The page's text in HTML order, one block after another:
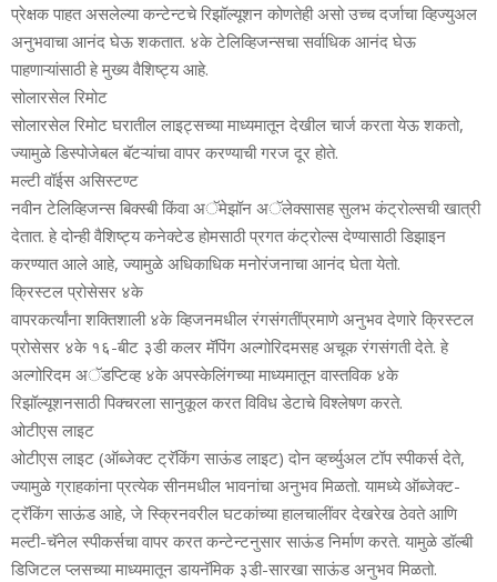
प्रेक्षक पाहत असलेल्‍या कन्‍टेन्‍टचे रिझॉल्‍यूशन कोणतेही असो उच्‍च दर्जाचा व्हिज्‍युअल
अनुभवाचा आनंद घेऊ शकतात. ४के टेलिव्हिजन्‍सचा सर्वाधिक आनंद घेऊ
पाहणाऱ्यांसाठी हे मुख्‍य वैशिष्‍ट्य आहे.
सोलारसेल रिमोट
सोलारसेल रिमोट घरातील लाइट्सच्‍या माध्‍यमातून देखील चार्ज करता येऊ शकतो,
ज्‍यामुळे डिस्‍पोजेबल बॅटऱ्यांचा वापर करण्‍याची गरज दूर होते.
मल्‍टी वॉईस असिस्‍टण्‍ट
नवीन टेलिव्हिजन्‍स बिक्‍स्‍बी किंवा अॅमेझॉन अॅलेक्‍सासह सुलभ कंट्रोल्‍सची खात्री
देतात. हे दोन्‍ही वैशिष्‍ट्य कनेक्‍टेड होमसाठी प्रगत कंट्रोल्‍स देण्‍यासाठी डिझाइन
करण्‍यात आले आहे, ज्‍यामुळे अधिकाधिक मनोरंजनाचा आनंद घेता येतो.
क्रिस्‍टल प्रोसेसर ४के
वापरकर्त्‍यांना शक्तिशाली ४के व्हिजनमधील रंगसंगतींप्रमाणे अनुभव देणारे क्रिस्‍टल
प्रोसेसर ४के १६-बीट ३डी कलर मॅपिंग अल्‍गोरिदमसह अचूक रंगसंगती देते. हे
अल्‍गोरिदम अॅडप्टिव्‍ह ४के अपस्‍केलिंगच्‍या माध्‍यमातून वास्‍तविक ४के
रिझॉल्‍यूशनसाठी पिक्‍चरला सानुकूल करत विविध डेटाचे विश्‍लेषण करते.
ओटीएस लाइट
ओटीएस लाइट (ऑब्‍जेक्‍ट ट्रॅकिंग साऊंड लाइट) दोन व्‍हर्च्‍युअल टॉप स्‍पीकर्स देते,
ज्‍यामुळे ग्राहकांना प्रत्‍येक सीनमधील भावनांचा अनुभव मिळतो. यामध्‍ये ऑब्‍जेक्‍ट-
ट्रॅकिंग साऊंड आहे, जे स्क्रिनवरील घटकांच्‍या हालचालींवर देखरेख ठेवते आणि
मल्‍टी-चॅनेल स्‍पीकर्सचा वापर करत कन्‍टेन्‍टनुसार साऊंड निर्माण करते. यामुळे डॉल्‍बी
डिजिटल प्‍लसच्‍या माध्‍यमातून डायनॅमिक ३डी-सारखा साऊंड अनुभव मिळतो.